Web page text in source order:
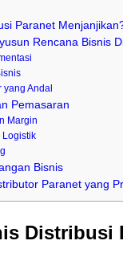
Paranet
Rencana Bisnis
Andal
Pemasaran
Margin
Logistik
Bisnis
Paranet yang
Distribusi